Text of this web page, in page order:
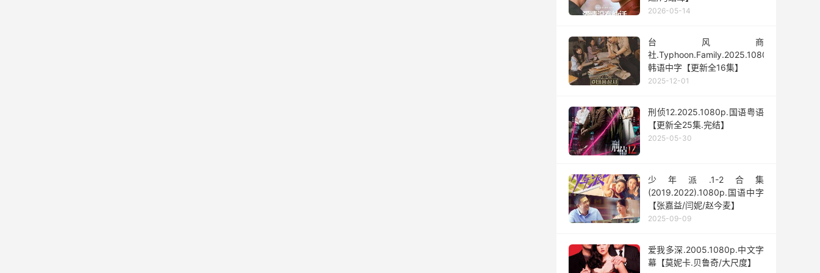
2026-05-14
台风商
社.Typhoon.Family.2025.1080p.
韩语中字【更新全16集】
2025-12-01
刑侦12.2025.1080p.国语粤语
【更新全25集.完结】
2025-05-30
少年派.1-2合集
(2019.2022).1080p.国语中字
【张嘉益/闫妮/赵今麦】
2025-09-09
爱我多深.2005.1080p.中文字
幕【莫妮卡.贝鲁奇/大尺度】